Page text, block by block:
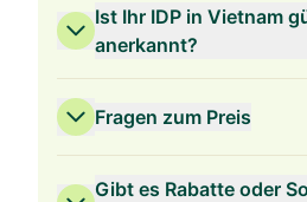
Ist Ihr IDP in Vietnam
anerkannt?
Fragen zum Preis
Gibt es Rabatte oder